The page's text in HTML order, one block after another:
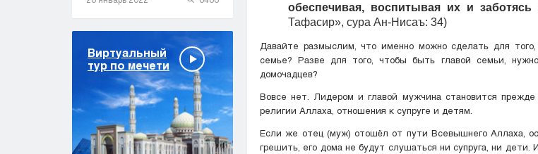
Виртуальный
тур по мечети
обеспечивая, воспитывая их и заботясь
Тафасир», сура Ан-Нисаъ: 34)
Давайте размыслим, что именно можно сделать для
семье? Разве для того, чтобы быть главой семьи,
домочадцев?
Вовсе нет. Лидером и главой мужчина становится
религии Аллаха, отношения к супруге и детям.
Если же отец (муж) отошёл от пути Всевышнего Аллаха,
грешить, его дома не будут слушаться ни супруга, ни